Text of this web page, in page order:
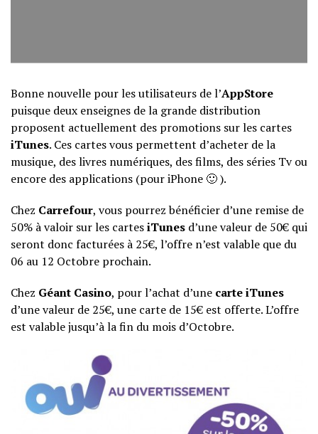
Bonne nouvelle pour les utilisateurs de l’AppStore
puisque deux enseignes de la grande distribution
proposent actuellement des promotions sur les cartes
iTunes. Ces cartes vous permettent d’acheter de la
musique, des livres numériques, des films, des séries Tv ou
encore des applications (pour iPhone 🙂 ).
Chez Carrefour, vous pourrez bénéficier d’une remise de
50% à valoir sur les cartesiTunes d’une valeur de 50€ qui
seront donc facturées à 25€, l’offre n’est valable que du
06 au 12 Octobre prochain.
Chez Géant Casino, pour l’achat d’une carteiTunes
d’une valeur de 25€, une carte de 15€ est offerte. L’offre
est valable jusqu’à la fin du mois d’Octobre.